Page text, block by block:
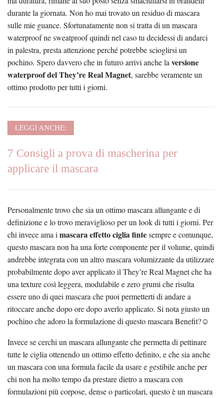
durante la giornata. Non ho mai trovato un residuo di mascara
sulle mie guance. Sfortunatamente non si tratta di un mascara
waterproof ne sweatproof quindi nel caso tu decidessi di andarci
in palestra, presta attenzione perché potrebbe scioglirsi un
pochino. Spero davvero che in futuro arrivi anche laversione
waterproof del They’re Real Magnet, sarebbe veramente un
ottimo prodotto per tutti i giorni.
LEGGI ANCHE:
7 Consigli a prova di mascherina per
applicare il mascara
Personalmente trovo che sia un ottimo mascara allungante e di
definizione e lo trovo meraviglioso per un look di tutti i giorni. Per
chi invece ama imascara effetto ciglia fintesempre e comunque,
questo mascara non ha una forte componente per il volume, quindi
andrebbe integrata con un altro mascara volumizzante da utilizzare
probabilmente dopo aver applicato il They’re Real Magnet che ha
una texture così leggera, modulabile e zero grumi che risulta
essere uno di quei mascara che puoi permetterti di andare a
ritoccare anche dopo ore dopo averlo applicato. Si nota giusto un
pochino che adoro la formulazione di questo mascara Benefit?☺️
Invece se cerchi un mascara allungante che permetta di pettinare
tutte le ciglia ottenendo un ottimo effetto definito, e che sia anche
un mascara con una formula facile da usare e gestibile anche per
chi non ha molto tempo da prestare dietro a mascara con
formulazioni più corpose, dense o particolari, questo è un mascara